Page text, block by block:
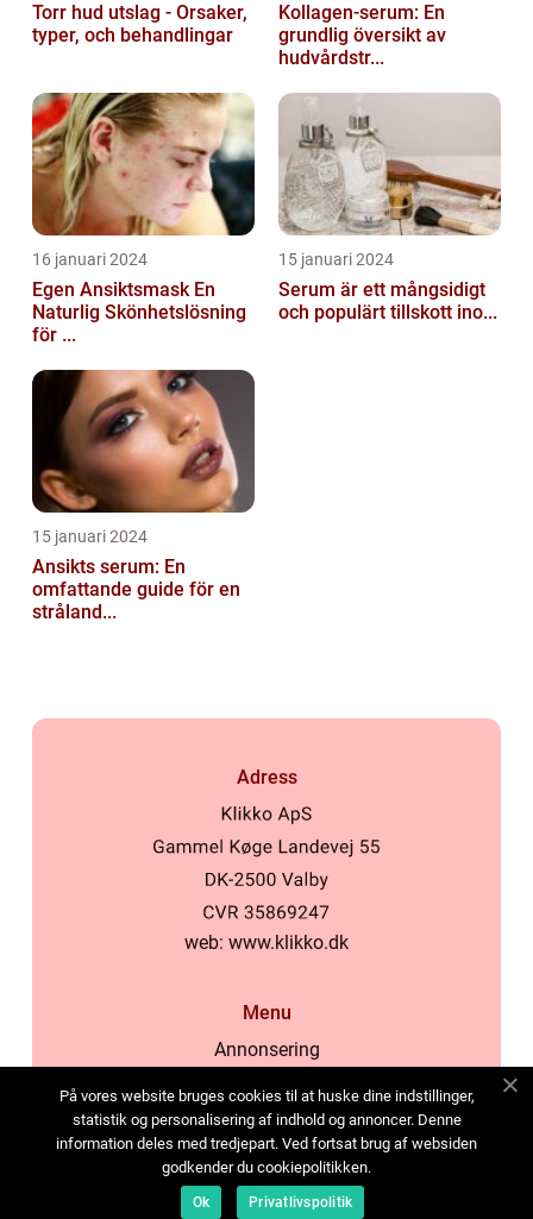
Torr hud utslag - Orsaker,
typer, och behandlingar
Kollagen-serum: En
grundlig översikt av
hudvårdstr...
16 januari 2024
Egen Ansiktsmask En
Naturlig Skönhetslösning
för ...
15 januari 2024
Serum är ett mångsidigt
och populärt tillskott ino...
15 januari 2024
Ansikts serum: En
omfattande guide för en
stråland...
Adress
web: www.klikko.dk
Menu
Annonsering
Cookies
Kontakta oss
Sitemap
På vores website bruges cookies til at huske dine indstillinger,
statistik og personalisering af indhold og annoncer. Denne
information deles med tredjepart. Ved fortsat brug af websiden
godkender du cookiepolitikken.
Ok Privatlivspolitik